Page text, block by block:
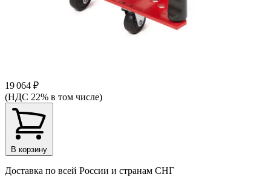
19 064 ₽
(НДС 22% в том числе)
В корзину
Доставка по всей России и странам СНГ